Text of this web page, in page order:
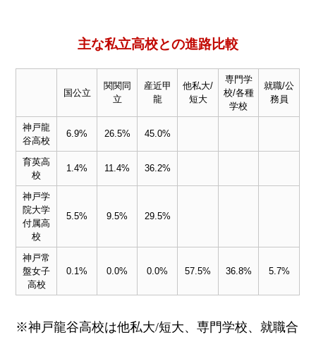
主な私立高校との進路比較
国公立
関関同
立
産近甲
龍
他私大/
短大
専門学
校/各種
学校
就職/公
務員
神戸龍
谷高校
6.9% 26.5% 45.0%
育英高
校
1.4% 11.4% 36.2%
神戸学
院大学
付属高
校
5.5% 9.5% 29.5%
神戸常
盤女子
高校
0.1% 0.0% 0.0% 57.5% 36.8% 5.7%
※神戸龍谷高校は他私大/短大、専門学校、就職合